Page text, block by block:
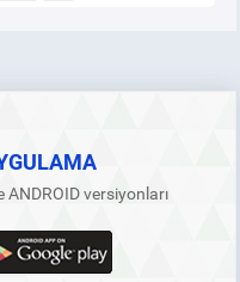
ANDROID versiyonları